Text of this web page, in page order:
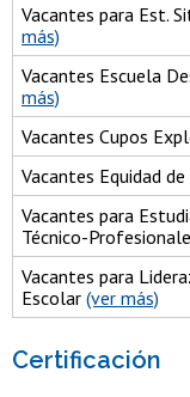
Vacantes para Est.
más)
Vacantes Escuela
más)
Vacantes Cupos
Vacantes Equidad de
Vacantes para
Técnico-
Vacantes para
Escolar (ver más)
Certificación